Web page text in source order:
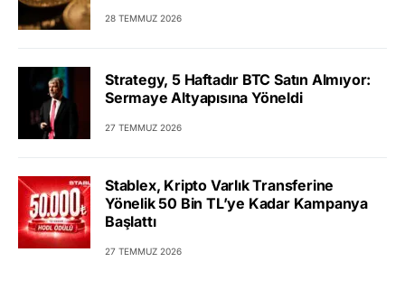
28 TEMMUZ 2026
Strategy, 5 Haftadır BTC Satın Almıyor:
Sermaye Altyapısına Yöneldi
27 TEMMUZ 2026
Stablex, Kripto Varlık Transferine
Yönelik 50 Bin TL’ye Kadar Kampanya
Başlattı
27 TEMMUZ 2026